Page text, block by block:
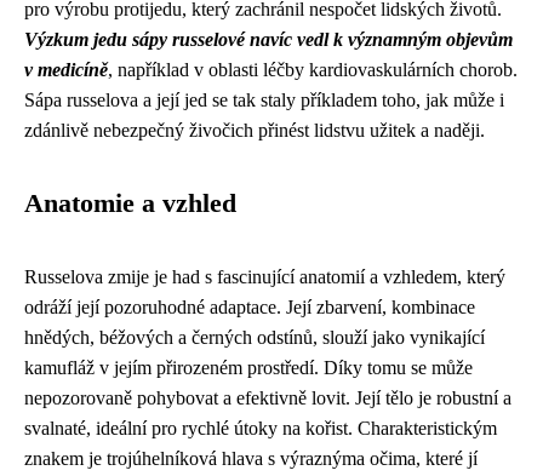
pro výrobu protijedu, který zachránil nespočet lidských životů.
Výzkum jedu sápy russelové navíc vedl k významným objevům
v medicíně, například v oblasti léčby kardiovaskulárních chorob.
Sápa russelova a její jed se tak staly příkladem toho, jak může i
zdánlivě nebezpečný živočich přinést lidstvu užitek a naději.
Anatomie a vzhled
Russelova zmije je had s fascinující anatomií a vzhledem, který
odráží její pozoruhodné adaptace. Její zbarvení, kombinace
hnědých, béžových a černých odstínů, slouží jako vynikající
kamufláž v jejím přirozeném prostředí. Díky tomu se může
nepozorovaně pohybovat a efektivně lovit. Její tělo je robustní a
svalnaté, ideální pro rychlé útoky na kořist. Charakteristickým
znakem je trojúhelníková hlava s výraznýma očima, které jí